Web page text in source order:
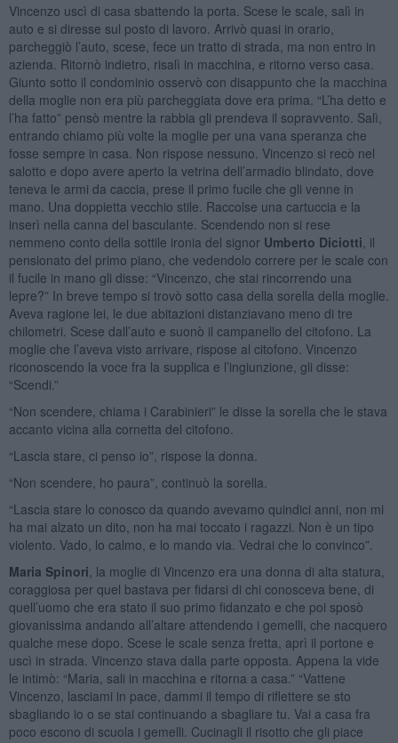
Vincenzo uscì di casa sbattendo la porta. Scese le scale, salì in
auto e si diresse sul posto di lavoro. Arrivò quasi in orario,
parcheggiò l’auto, scese, fece un tratto di strada, ma non entro in
azienda. Ritornò indietro, risalì in macchina, e ritorno verso casa.
Giunto sotto il condominio osservò con disappunto che la macchina
della moglie non era più parcheggiata dove era prima. “L’ha detto e
l’ha fatto” pensò mentre la rabbia gli prendeva il sopravvento. Salì,
entrando chiamo più volte la moglie per una vana speranza che
fosse sempre in casa. Non rispose nessuno. Vincenzo si recò nel
salotto e dopo avere aperto la vetrina dell’armadio blindato, dove
teneva le armi da caccia, prese il primo fucile che gli venne in
mano. Una doppietta vecchio stile. Raccolse una cartuccia e la
inserì nella canna del basculante. Scendendo non si rese
nemmeno conto della sottile ironia del signor Umberto Diciotti , il
pensionato del primo piano, che vedendolo correre per le scale con
il fucile in mano gli disse: “Vincenzo, che stai rincorrendo una
lepre?” In breve tempo si trovò sotto casa della sorella della moglie.
Aveva ragione lei, le due abitazioni distanziavano meno di tre
chilometri. Scese dall’auto e suonò il campanello del citofono. La
moglie che l’aveva visto arrivare, rispose al citofono. Vincenzo
riconoscendo la voce fra la supplica e l’ingiunzione, gli disse:
“Scendi.”
“Non scendere, chiama i Carabinieri” le disse la sorella che le stava
accanto vicina alla cornetta del citofono.
“Lascia stare, ci penso io”, rispose la donna.
“Non scendere, ho paura”, continuò la sorella.
“Lascia stare lo conosco da quando avevamo quindici anni, non mi
ha mai alzato un dito, non ha mai toccato i ragazzi. Non è un tipo
violento. Vado, lo calmo, e lo mando via. Vedrai che lo convinco”.
Maria Spinori , la moglie di Vincenzo era una donna di alta statura,
coraggiosa per quel bastava per fidarsi di chi conosceva bene, di
quell’uomo che era stato il suo primo fidanzato e che poi sposò
giovanissima andando all’altare attendendo i gemelli, che nacquero
qualche mese dopo. Scese le scale senza fretta, aprì il portone e
uscì in strada. Vincenzo stava dalla parte opposta. Appena la vide
le intimò: “Maria, sali in macchina e ritorna a casa.” “Vattene
Vincenzo, lasciami in pace, dammi il tempo di riflettere se sto
sbagliando io o se stai continuando a sbagliare tu. Vai a casa fra
poco escono di scuola i gemelli. Cucinagli il risotto che gli piace